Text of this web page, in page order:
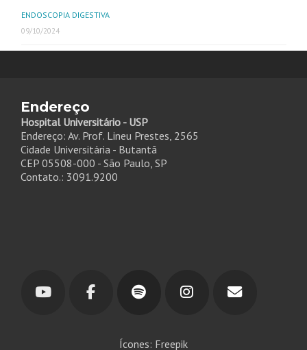
ENDOSCOPIA DIGESTIVA
09/10/2024
Endereço
Hospital Universitário - USP
Endereço: Av. Prof. Lineu Prestes, 2565
Cidade Universitária - Butantã
CEP 05508-000 - São Paulo, SP
Contato.: 3091.9200
Ícones: Freepik